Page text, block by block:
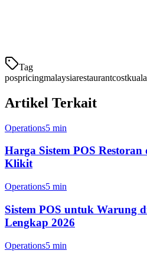
Tag
pospricingmalaysiarestaurantcost
Artikel Terkait
Operations5 min
Harga Sistem POS
Klikit
Operations5 min
Sistem POS untuk Warung
Lengkap 2026
Operations5 min